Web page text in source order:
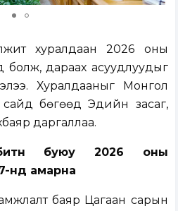
хуралдаан 2026 оны
болж, дараах асуудлуудыг
Хуралдааныг Монгол
сайд бөгөөд Эдийн засаг,
даргаллаа.
буюу 2026 оны
нд амарна
баяр Цагаан сарын